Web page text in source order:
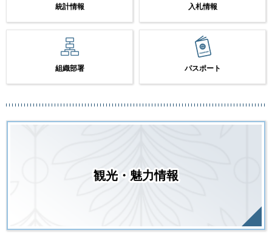
統計情報 入札情報
組織部署 パスポート
観光・魅力情報